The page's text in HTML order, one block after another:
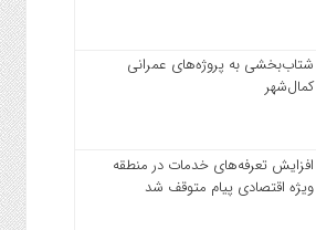
شتاب‌بخشی به پروژه‌های عمرانی
کمال‌شهر
افزایش تعرفه‌های خدمات در منطقه
ویژه اقتصادی پیام متوقف شد